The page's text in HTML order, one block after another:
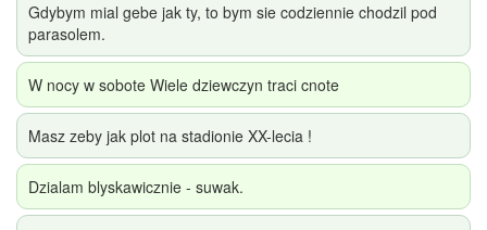
Gdybym mial gebe jak ty, to bym sie codziennie chodzil pod
parasolem.
W nocy w sobote Wiele dziewczyn traci cnote
Masz zeby jak plot na stadionie XX-lecia !
Dzialam blyskawicznie - suwak.